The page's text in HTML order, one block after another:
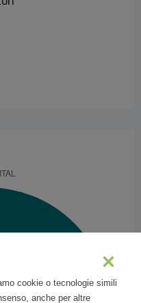
cookie o tecnologie simili
anche per altre